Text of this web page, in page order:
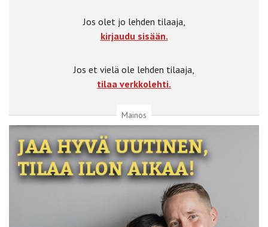
Jos olet jo lehden tilaaja,
kirjaudu sisään.
Jos et vielä ole lehden tilaaja,
tilaa verkkolehti.
Mainos